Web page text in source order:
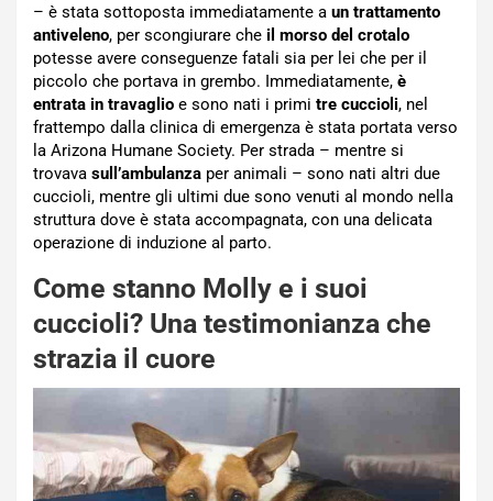
– è stata sottoposta immediatamente a un trattamento
antiveleno, per scongiurare che il morso del crotalo
potesse avere conseguenze fatali sia per lei che per il
piccolo che portava in grembo. Immediatamente, è
entrata in travaglio e sono nati i primi tre cuccioli, nel
frattempo dalla clinica di emergenza è stata portata verso
la Arizona Humane Society. Per strada – mentre si
trovava sull’ambulanza per animali – sono nati altri due
cuccioli, mentre gli ultimi due sono venuti al mondo nella
struttura dove è stata accompagnata, con una delicata
operazione di induzione al parto.
Come stanno Molly e i suoi
cuccioli? Una testimonianza che
strazia il cuore